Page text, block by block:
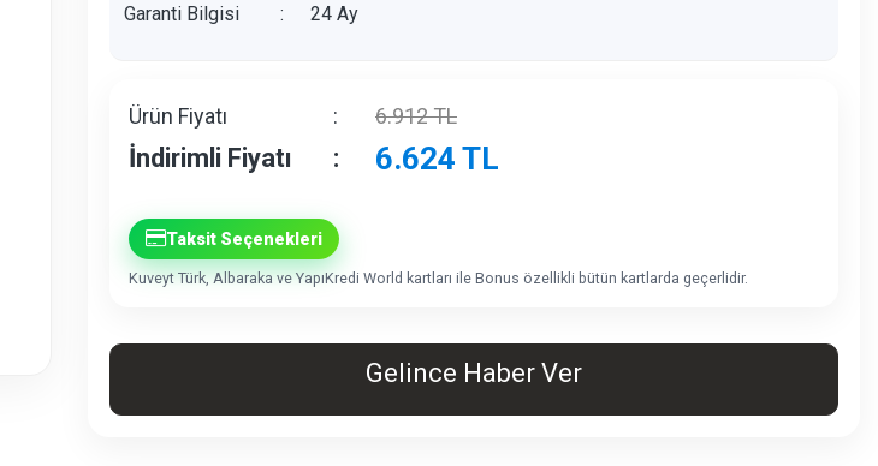
Garanti Bilgisi
: 24 Ay
Ürün Fiyatı : 6.912TL
İndirimli Fiyatı : 6.624 TL
Taksit Seçenekleri
Kuveyt Türk, Albaraka ve YapıKredi World kartları ile Bonus özellikli bütün kartlarda geçerlidir.
Gelince Haber Ver